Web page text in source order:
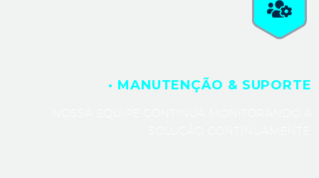
· MANUTENÇÃO & SUPORTE